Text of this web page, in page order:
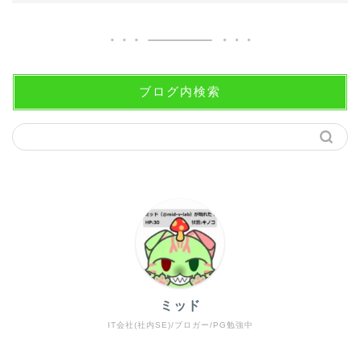
ブログ内検索
IT会社(社内SE)/ブロガー/PG勉強中
ミッド